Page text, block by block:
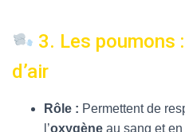
3. Les poumons
d’air
Rôle : Permettent de
l’oxygène au sang et